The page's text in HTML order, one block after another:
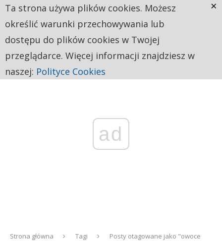
ad
Strona główna Tagi
Posty otagowane jako "owoce
Ta strona używa plików cookies. Możesz
określić warunki przechowywania lub
dostępu do plików cookies w Twojej
przeglądarce. Więcej informacji znajdziesz w
naszej: Polityce Cookies
×